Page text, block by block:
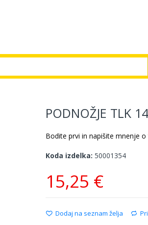
PODNOŽJE TLK
Bodite prvi in napišite mnenje o
Koda izdelka 50001354
15,25 €
Dodaj na seznam želja